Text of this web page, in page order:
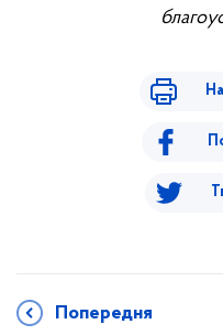
Попередня